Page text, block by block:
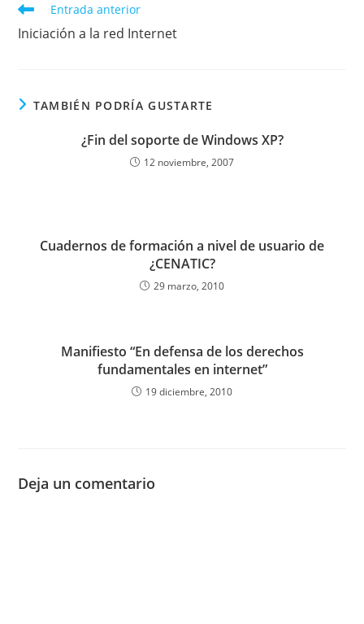
Leer
artículos
Entrada anterior
Iniciación a la red Internet
TAMBIÉN PODRÍA GUSTARTE
¿Fin del soporte de Windows XP?
12 noviembre, 2007
Cuadernos de formación a nivel de usuario de
¿CENATIC?
29 marzo, 2010
Manifiesto “En defensa de los derechos
fundamentales en internet”
19 diciembre, 2010
Deja un comentario